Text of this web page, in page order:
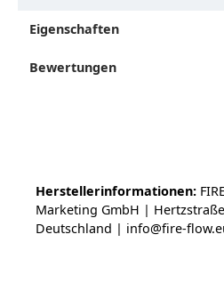
Eigenschaften
Bewertungen
Herstellerinformationen:
Marketing GmbH |
Deutschland | info@fire-